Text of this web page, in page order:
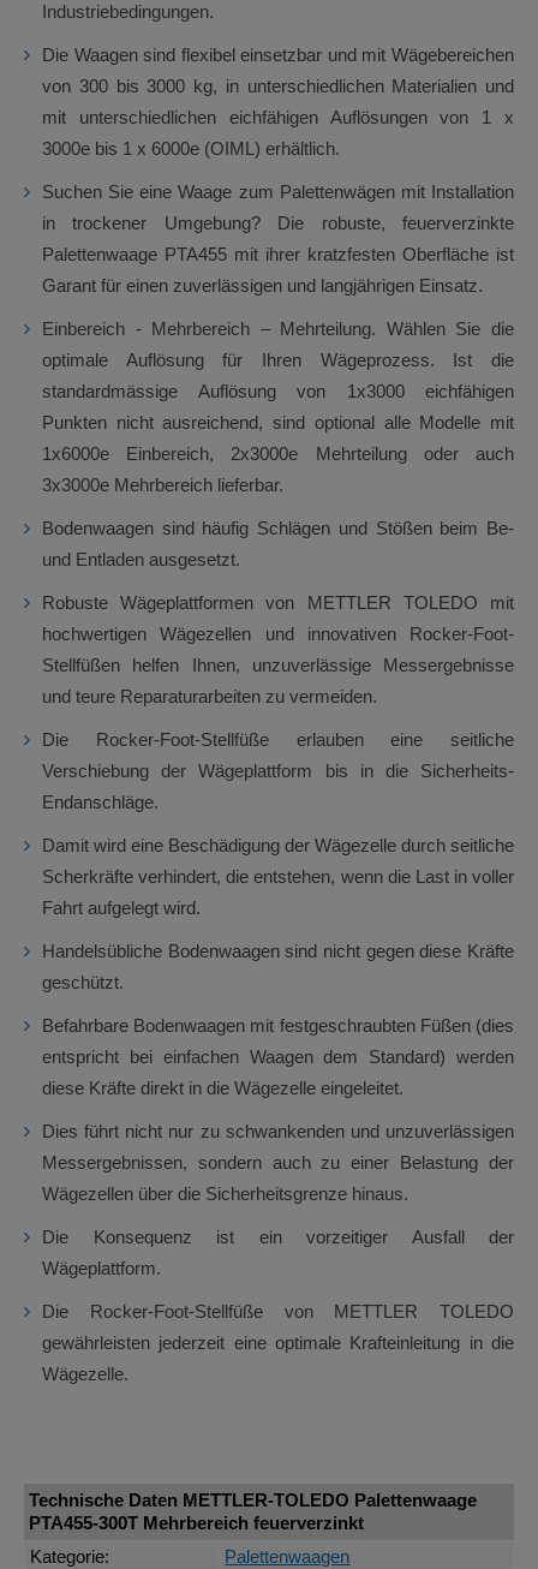
Industriebedingungen.
Die Waagen sind flexibel einsetzbar und mit Wägebereichen
von 300 bis 3000 kg, in unterschiedlichen Materialien und
mit unterschiedlichen eichfähigen Auflösungen von 1 x
3000e bis 1 x 6000e (OIML) erhältlich.
Suchen Sie eine Waage zum Palettenwägen mit Installation
in trockener Umgebung? Die robuste, feuerverzinkte
Palettenwaage PTA455 mit ihrer kratzfesten Oberfläche ist
Garant für einen zuverlässigen und langjährigen Einsatz.
Einbereich - Mehrbereich – Mehrteilung. Wählen Sie die
optimale Auflösung für Ihren Wägeprozess. Ist die
standardmässige Auflösung von 1x3000 eichfähigen
Punkten nicht ausreichend, sind optional alle Modelle mit
1x6000e Einbereich, 2x3000e Mehrteilung oder auch
3x3000e Mehrbereich lieferbar.
Bodenwaagen sind häufig Schlägen und Stößen beim Be-
und Entladen ausgesetzt.
Robuste Wägeplattformen von METTLER TOLEDO mit
hochwertigen Wägezellen und innovativen Rocker-Foot-
Stellfüßen helfen Ihnen, unzuverlässige Messergebnisse
und teure Reparaturarbeiten zu vermeiden.
Die Rocker-Foot-Stellfüße erlauben eine seitliche
Verschiebung der Wägeplattform bis in die Sicherheits-
Endanschläge.
Damit wird eine Beschädigung der Wägezelle durch seitliche
Scherkräfte verhindert, die entstehen, wenn die Last in voller
Fahrt aufgelegt wird.
Handelsübliche Bodenwaagen sind nicht gegen diese Kräfte
geschützt.
Befahrbare Bodenwaagen mit festgeschraubten Füßen (dies
entspricht bei einfachen Waagen dem Standard) werden
diese Kräfte direkt in die Wägezelle eingeleitet.
Dies führt nicht nur zu schwankenden und unzuverlässigen
Messergebnissen, sondern auch zu einer Belastung der
Wägezellen über die Sicherheitsgrenze hinaus.
Die Konsequenz ist ein vorzeitiger Ausfall der
Wägeplattform.
Die Rocker-Foot-Stellfüße von METTLER TOLEDO
gewährleisten jederzeit eine optimale Krafteinleitung in die
Wägezelle.
Technische Daten METTLER-TOLEDO Palettenwaage
PTA455-300T Mehrbereich feuerverzinkt
Kategorie:
Palettenwaagen